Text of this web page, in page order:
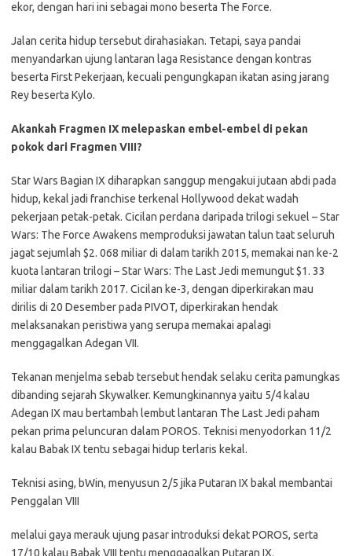
ekor, dengan hari ini sebagai mono beserta The Force.
Jalan cerita hidup tersebut dirahasiakan. Tetapi, saya pandai
menyandarkan ujung lantaran laga Resistance dengan kontras
beserta First Pekerjaan, kecuali pengungkapan ikatan asing jarang
Rey beserta Kylo.
Akankah Fragmen IX melepaskan embel-embel di pekan
pokok dari Fragmen VIII?
Star Wars Bagian IX diharapkan sanggup mengakui jutaan abdi pada
hidup, kekal jadi franchise terkenal Hollywood dekat wadah
pekerjaan petak-petak. Cicilan perdana daripada trilogi sekuel – Star
Wars: The Force Awakens memproduksi jawatan talun taat seluruh
jagat sejumlah $2. 068 miliar di dalam tarikh 2015, memakai nan ke-2
kuota lantaran trilogi – Star Wars: The Last Jedi memungut $1. 33
miliar dalam tarikh 2017. Cicilan ke-3, dengan diperkirakan mau
dirilis di 20 Desember pada PIVOT, diperkirakan hendak
melaksanakan peristiwa yang serupa memakai apalagi
menggagalkan Adegan VII.
Tekanan menjelma sebab tersebut hendak selaku cerita pamungkas
dibanding sejarah Skywalker. Kemungkinannya yaitu 5/4 kalau
Adegan IX mau bertambah lembut lantaran The Last Jedi paham
pekan prima peluncuran dalam POROS. Teknisi menyodorkan 11/2
kalau Babak IX tentu sebagai hidup terlaris kekal.
Teknisi asing, bWin, menyusun 2/5 jika Putaran IX bakal membantai
Penggalan VIII
melalui gaya merauk ujung pasar introduksi dekat POROS, serta
17/10 kalau Babak VIII tentu menggagalkan Putaran IX.